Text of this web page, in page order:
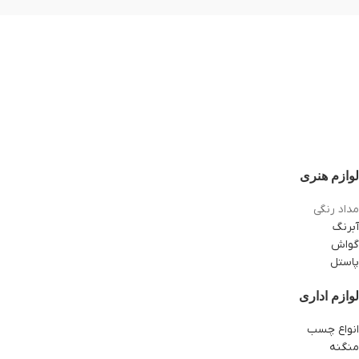
لوازم هنری
مداد رنگی
آبرنگ
گواش
پاستل
لوازم اداری
انواع چسب
منگنه